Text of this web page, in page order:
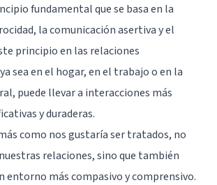
fundamental que se basa en la
la comunicación asertiva y el
principio en las relaciones
sea en el hogar, en el trabajo o en la
puede llevar a interacciones más
y duraderas.
como nos gustaría ser tratados, no
relaciones, sino que también
entorno más compasivo y comprensivo.